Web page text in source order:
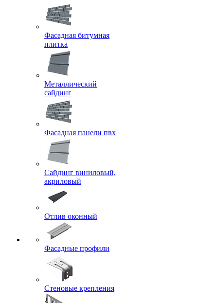
Фасадная битумная
плитка
Металлический
сайдинг
Фасадная панели пвх
Сайдинг виниловый,
акриловый
Отлив оконный
Фасадные профили
Стеновые крепления